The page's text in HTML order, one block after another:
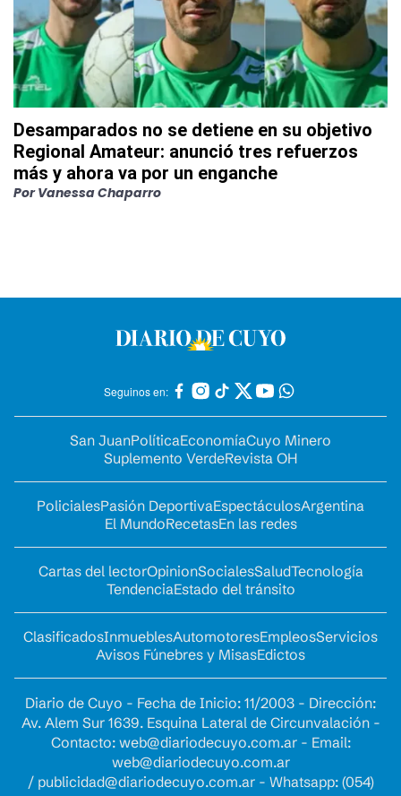
Desamparados no se detiene en su objetivo
Regional Amateur: anunció tres refuerzos
más y ahora va por un enganche
Por Vanessa Chaparro
Seguinos en:
San JuanPolíticaEconomíaCuyo Minero
Suplemento VerdeRevista OH
PolicialesPasión DeportivaEspectáculosArgentina
El MundoRecetasEn las redes
Cartas del lectorOpinionSocialesSaludTecnología
TendenciaEstado del tránsito
ClasificadosInmueblesAutomotoresEmpleosServicios
Avisos Fúnebres y MisasEdictos
Diario de Cuyo - Fecha de Inicio: 11/2003 - Dirección:
Av. Alem Sur 1639. Esquina Lateral de Circunvalación -
Contacto: web@diariodecuyo.com.ar- Email:
web@diariodecuyo.com.ar
/ publicidad@diariodecuyo.com.ar- Whatsapp: (054)